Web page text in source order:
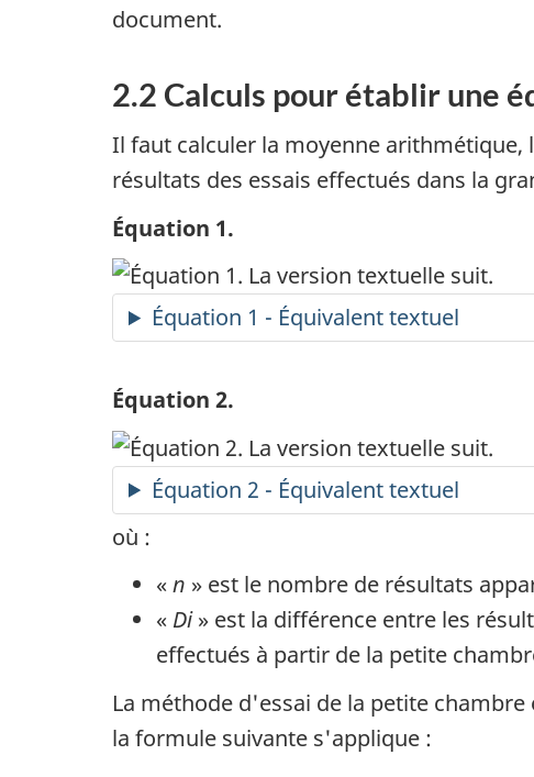
document.
2.2 Calculs pour établir une
Il faut calculer la moyenne arithmétique,
résultats des essais effectués dans la
Équation 1.
Équation 1 - Équivalent textuel
Équation 2.
Équation 2 - Équivalent textuel
où :
«n » est le nombre de résultats
« Di» est la différence entre les
effectués à partir de la petite
La méthode d'essai de la petite
la formule suivante s'applique :